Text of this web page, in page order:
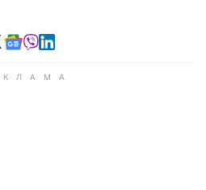
в Telegram
в Facebook
Читайте в X
Читайте в Google news
Читайте в Viber
Читайте в LinkedIn